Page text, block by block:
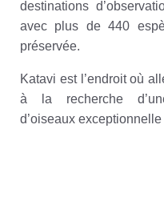
destinations
avec plus de 440
préservée.
Katavi est l’endroit où
à la recherche
d’oiseaux exceptionnelle